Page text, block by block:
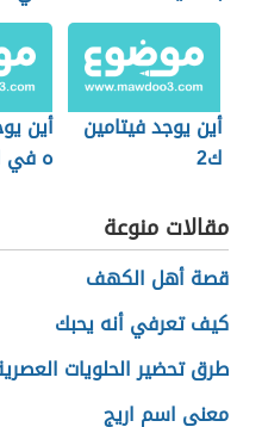
أين يوجد فيتامين
ك2
أين
ه في
مقالات منوعة
قصة أهل الكهف
كيف تعرفي أنه يحبك
طرق تحضير الحلويات
معنى اسم اريج